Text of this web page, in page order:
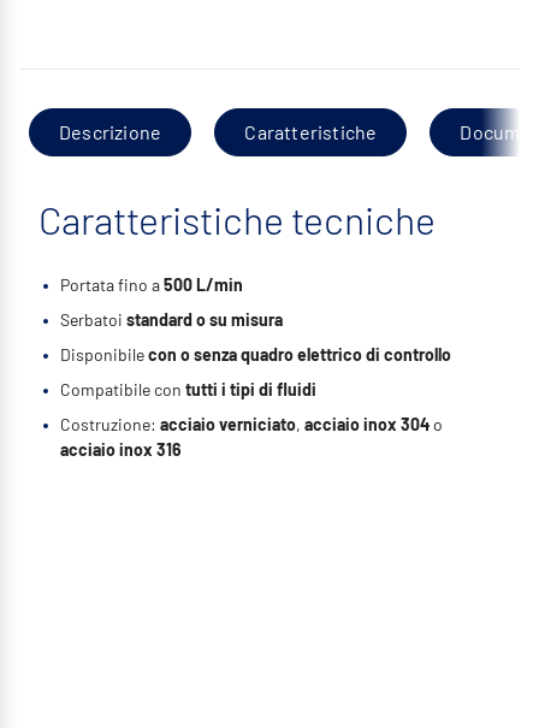
Descrizione Caratteristiche
Caratteristiche tecniche
Portata fino a500 L/min
Serbatoi standard o su misura
Disponibilecon o senza quadro elettrico di controllo
Compatibile con tutti i tipi di fluidi
Costruzione: acciaio verniciato, acciaio inox 304o
acciaio inox 316